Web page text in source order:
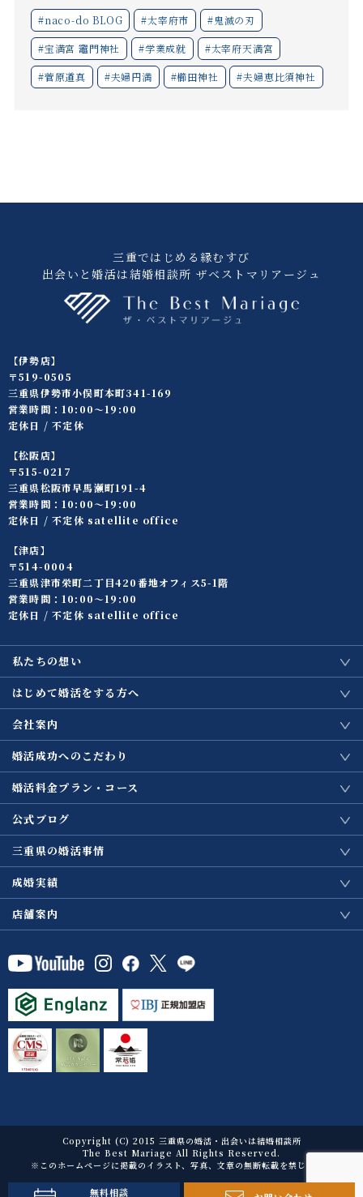
#naco-do BLOG #太宰府市 #鬼滅の刃
#宝満宮 竈門神社 #学業成就 #太宰府天満宮
#菅原道真 #夫婦円満 #櫛田神社 #夫婦恵比須神社
三重ではじめる縁むすび
出会いと婚活は結婚相談所 ザベストマリアージュ
【伊勢店】
〒519-0505
三重県伊勢市小俣町本町341-169
営業時間：10:00〜19:00
定休日 / 不定休
【松阪店】
〒515-0217
三重県松阪市早馬瀬町191-4
営業時間：10:00〜19:00
定休日 / 不定休 satellite office
【津店】
〒514-0004
三重県津市栄町二丁目420番地オフィス5-1階
営業時間：10:00〜19:00
定休日 / 不定休 satellite office
私たちの想い
はじめて婚活をする方へ
会社案内
婚活成功へのこだわり
婚活料金プラン・コース
公式ブログ
三重県の婚活事情
成婚実績
店舗案内
Copyright (C) 2015 三重県の婚活・出会いは結婚相談所
The Best Mariage All Rights Reserved.
※このホームページに掲載のイラスト、写真、文章の無断転載を禁じます。
無料相談